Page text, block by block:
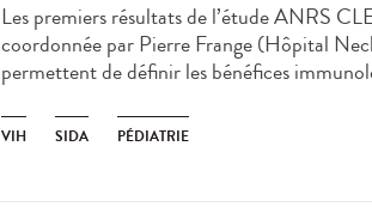
Les premiers résultats de l’étude ANRS
coordonnée par Pierre Frange (Hôpital
permettent de définir les bénéfices
VIH SIDA PÉDIATRIE